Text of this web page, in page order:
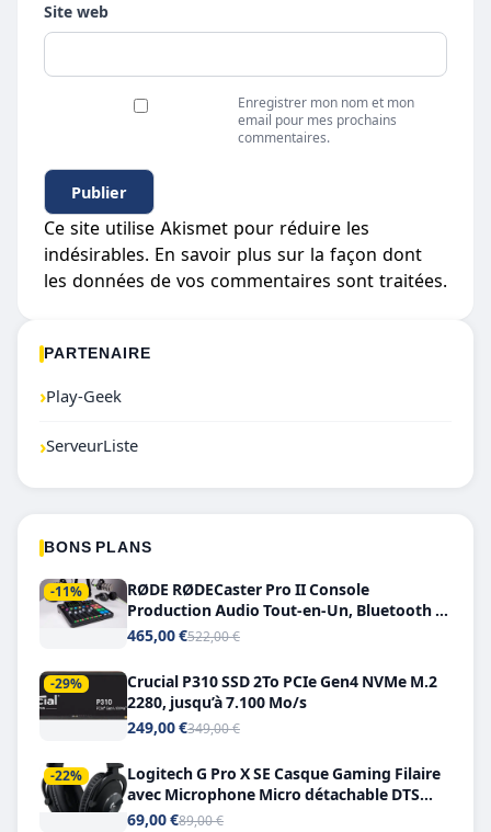
Site web
Enregistrer mon nom et mon
email pour mes prochains
commentaires.
Ce site utilise Akismet pour réduire les
indésirables. En savoir plus sur la façon dont
les données de vos commentaires sont traitées.
PARTENAIRE
›Play-Geek
›ServeurListe
BONS PLANS
-11%
RØDE RØDECaster Pro II Console
Production Audio Tout-en-Un, Bluetooth et
Double USB-C
465,00 €522,00 €
-29%
Crucial P310 SSD 2To PCIe Gen4 NVMe M.2
2280, jusqu’à 7.100 Mo/s
249,00 €349,00 €
-22%
Logitech G Pro X SE Casque Gaming Filaire
avec Microphone Micro détachable DTS
Headphone X 7.1
69,00 €89,00 €